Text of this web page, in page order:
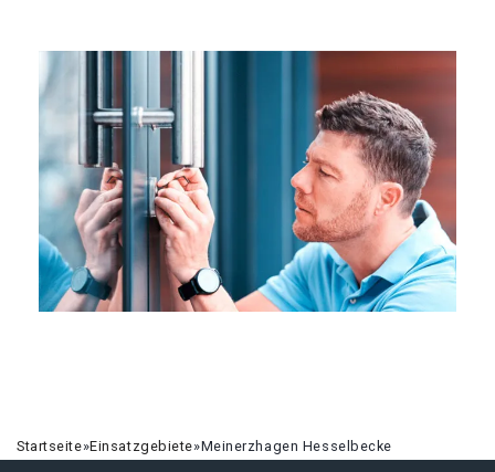
Startseite»Einsatzgebiete»Meinerzhagen Hesselbecke